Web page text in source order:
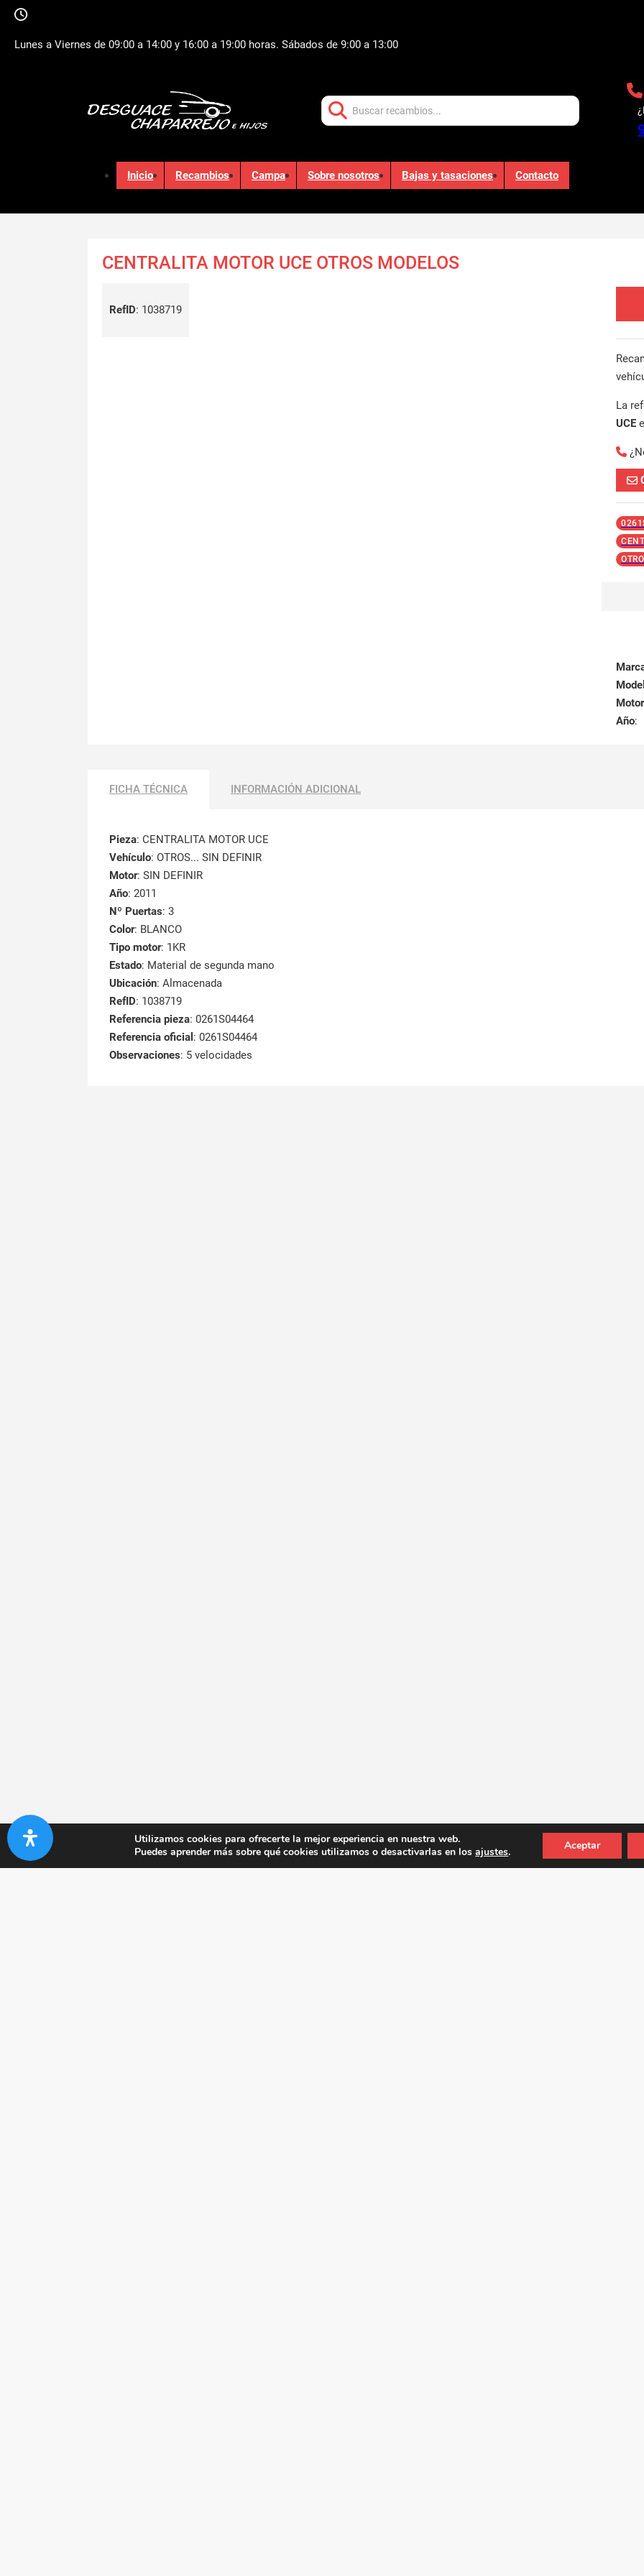
Lunes a Viernes de 09:00 a 14:00 y 16:00 a 19:00 horas. Sábados de 9:00 a 13:00
Inicio Recambios Campa Sobre nosotros Bajas y tasaciones Contacto
CENTRALITA MOTOR UCE OTROS MODELOS
RefID: 1038719
La
UCE
Motor
Año:
FICHA TÉCNICA INFORMACIÓN ADICIONAL
Pieza: CENTRALITA MOTOR UCE
Vehículo: OTROS... SIN DEFINIR
Motor: SIN DEFINIR
Año: 2011
Nº Puertas: 3
Color: BLANCO
Tipo motor: 1KR
Estado: Material de segunda mano
Ubicación: Almacenada
RefID: 1038719
Referencia pieza: 0261S04464
Referencia oficial : 0261S04464
Observaciones: 5 velocidades
Utilizamos cookies para ofrecerte la mejor experiencia en nuestra web.
Puedes aprender más sobre qué cookies utilizamos o desactivarlas en losajustes. Aceptar